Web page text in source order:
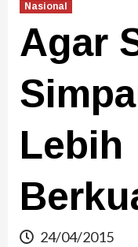
Nasional
Agar
Lebih
24/04/2015